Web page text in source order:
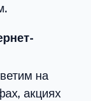
на
акциях